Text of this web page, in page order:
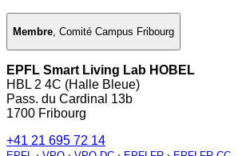
Membre, Comité Campus Fribourg
EPFL Smart Living Lab HOBEL
HBL 2 4C (Halle Bleue)
Pass. du Cardinal 13b
1700 Fribourg
+41 21 695 72 14